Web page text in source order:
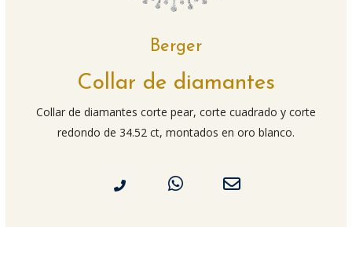
Berger
Collar de diamantes
Collar de diamantes corte pear, corte cuadrado y corte
redondo de 34.52 ct, montados en oro blanco.